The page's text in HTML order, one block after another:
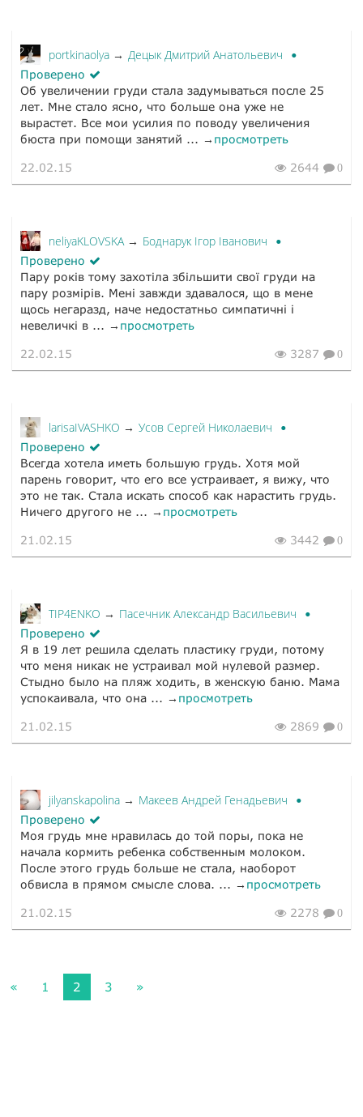
portkinaolya → Децык Дмитрий Анатольевич
Проверено
Об увеличении груди стала задумываться после 25
лет. Мне стало ясно, что больше она уже не
вырастет. Все мои усилия по поводу увеличения
бюста при помощи занятий ... → просмотреть
22.02.15 2644 0
neliyaKLOVSKA → Боднарук Ігор Іванович
Проверено
Пару років тому захотіла збільшити свої груди на
пару розмірів. Мені завжди здавалося, що в мене
щось негаразд, наче недостатньо симпатичні і
невеличкі в ... → просмотреть
22.02.15 3287 0
larisaIVASHKO → Усов Сергей Николаевич
Проверено
Всегда хотела иметь большую грудь. Хотя мой
парень говорит, что его все устраивает, я вижу, что
это не так. Стала искать способ как нарастить грудь.
Ничего другого не ... → просмотреть
21.02.15 3442 0
TIP4ENKO → Пасечник Александр Васильевич
Проверено
Я в 19 лет решила сделать пластику груди, потому
что меня никак не устраивал мой нулевой размер.
Стыдно было на пляж ходить, в женскую баню. Мама
успокаивала, что она ... → просмотреть
21.02.15 2869 0
jilyanskapolina → Макеев Андрей Генадьевич
Проверено
Моя грудь мне нравилась до той поры, пока не
начала кормить ребенка собственным молоком.
После этого грудь больше не стала, наоборот
обвисла в прямом смысле слова. ... → просмотреть
21.02.15 2278 0
« 1 2 3 »